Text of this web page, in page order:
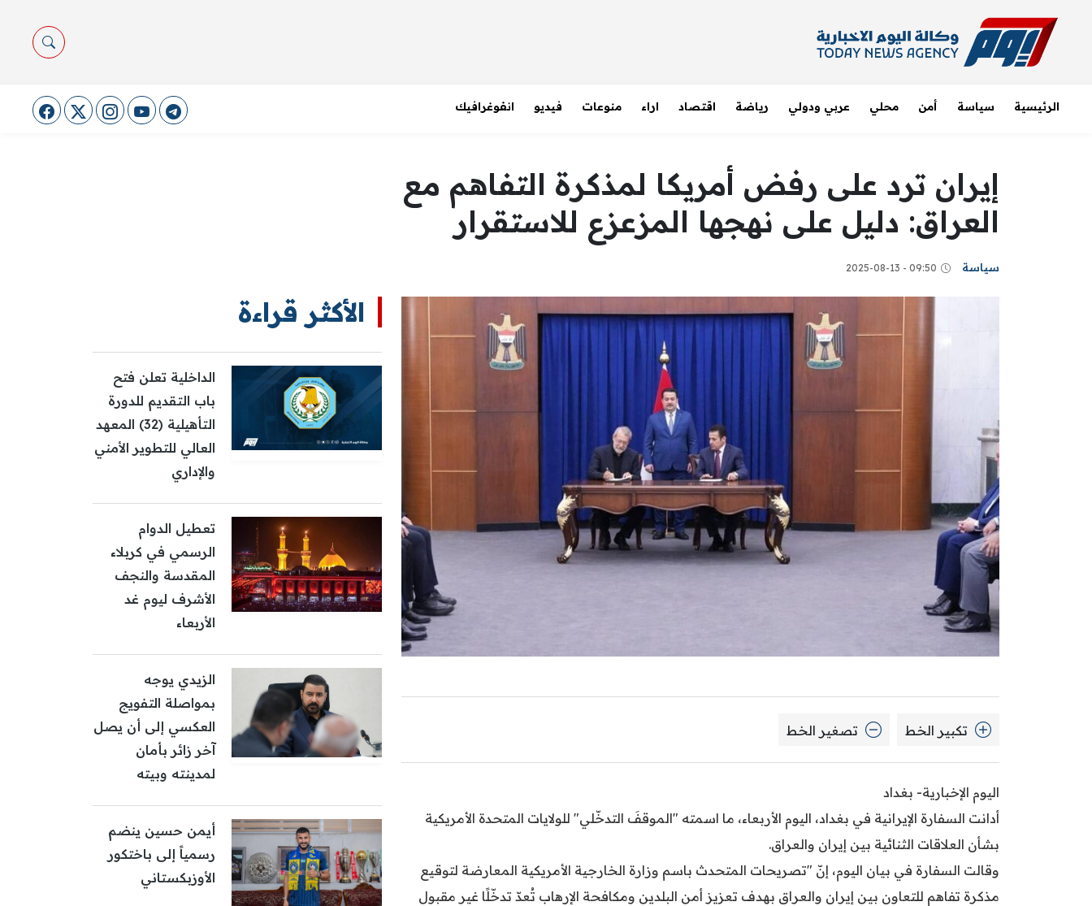
الرئيسية سياسة أمن محلي عربي ودولي رياضة اقتصاد اراء منوعات فيديو انفوغرافيك
إيران ترد على رفض أمريكا لمذكرة التفاهم مع
العراق: دليل على نهجها المزعزع للاستقرار
سياسة 09:50 - 2025-08-13
تكبير الخط تصغير الخط
اليوم الإخبارية- بغداد
أدانت السفارة الإيرانية في بغداد، اليوم الأربعاء، ما اسمته "الموقفَ التدخّلي" للولايات المتحدة الأمريكية
بشأن العلاقات الثنائية بين إيران والعراق.
وقالت السفارة في بيان اليوم، إنّ "تصريحات المتحدث باسم وزارة الخارجية الأمريكية المعارضة لتوقيع
مذكرة تفاهم للتعاون بين إيران والعراق بهدف تعزيز أمن البلدين ومكافحة الإرهاب تُعدّ تدخّلًا غير مقبول
الأكثر قراءة
الداخلية تعلن فتح
باب التقديم للدورة
التأهيلية (32) المعهد
العالي للتطوير الأمني
والإداري
تعطيل الدوام
الرسمي في كربلاء
المقدسة والنجف
الأشرف ليوم غد
الأربعاء
الزيدي يوجه
بمواصلة التفويج
العكسي إلى أن يصل
آخر زائر بأمان
لمدينته وبيته
أيمن حسين ينضم
رسمياً إلى باختكور
الأوزبكستاني